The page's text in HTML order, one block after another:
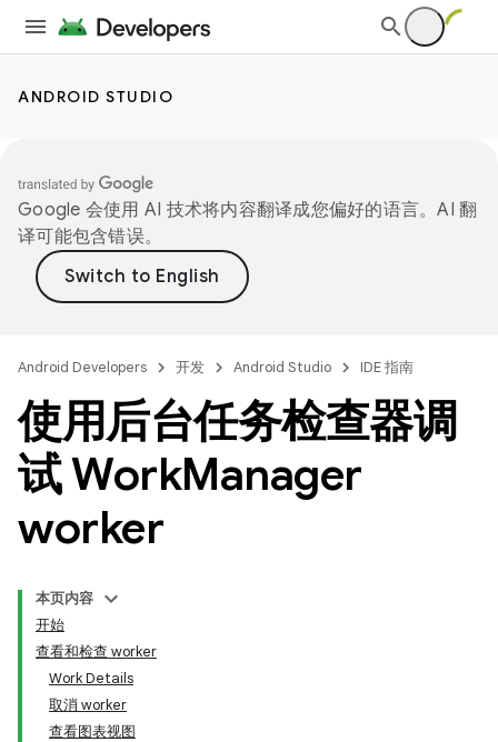
ANDROID STUDIO
Google 会使用 AI 技术将内容翻译成您偏好的语言。AI 翻
译可能包含错误。
Android Developers 开发 Android Studio IDE 指南
使用后台任务检查器调
试 WorkManager
worker
本页内容
开始
查看和检查 worker
Work Details
取消 worker
查看图表视图